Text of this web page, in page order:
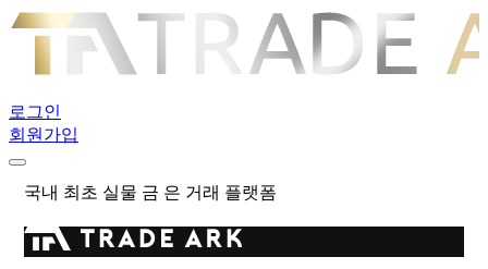
로그인
회원가입
국내 최초 실물 금 은 거래 플랫폼